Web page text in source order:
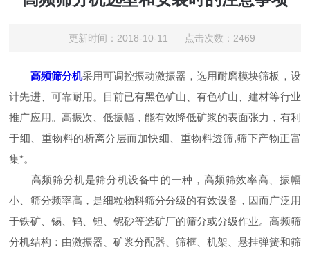
更新时间：2018-10-11 点击次数：2469
高频筛分机采用可调控振动激振器，选用耐磨模块筛板，设
计先进、可靠耐用。目前已有黑色矿山、有色矿山、建材等行业
推广应用。高振次、低振幅，能有效降低矿浆的表面张力，有利
于细、重物料的析离分层而加快细、重物料透筛,筛下产物正富
集*。
高频筛分机是筛分机设备中的一种，高频筛效率高、振幅
小、筛分频率高，是细粒物料筛分分级的有效设备，因而广泛用
于铁矿、锡、钨、钽、铌砂等选矿厂的筛分或分级作业。高频筛
分机结构：由激振器、矿浆分配器、筛框、机架、悬挂弹簧和筛